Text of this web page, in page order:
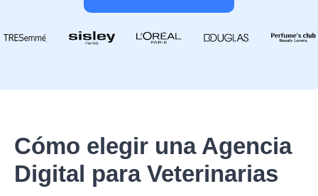
Cómo elegir una Agencia
Digital para Veterinarias